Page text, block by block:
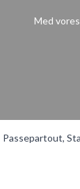
Med
Passepartout,